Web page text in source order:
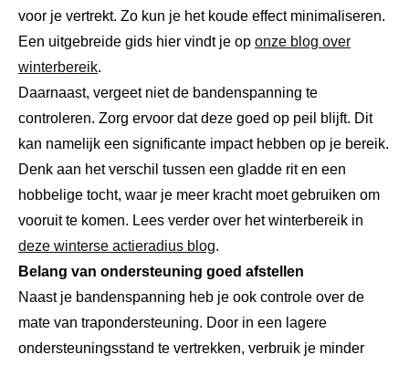
voor je vertrekt. Zo kun je het koude effect minimaliseren.
Een uitgebreide gids hier vindt je op onze blog over
winterbereik.
Daarnaast, vergeet niet de bandenspanning te
controleren. Zorg ervoor dat deze goed op peil blijft. Dit
kan namelijk een significante impact hebben op je bereik.
Denk aan het verschil tussen een gladde rit en een
hobbelige tocht, waar je meer kracht moet gebruiken om
vooruit te komen. Lees verder over het winterbereik in
deze winterse actieradius blog.
Belang van ondersteuning goed afstellen
Naast je bandenspanning heb je ook controle over de
mate van trapondersteuning. Door in een lagere
ondersteuningsstand te vertrekken, verbruik je minder